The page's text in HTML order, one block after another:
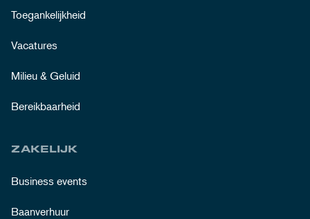
Toegankelijkheid
Vacatures
Milieu & Geluid
Bereikbaarheid
ZAKELIJK
Business events
Baanverhuur